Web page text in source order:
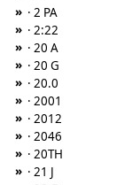
» · 2 PA
» · 2:22
» · 20 A
» · 20 G
» · 20.0
» · 2001
» · 2012
» · 2046
» · 20TH
» · 21 J